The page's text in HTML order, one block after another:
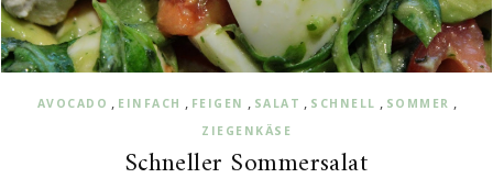
AVOCADO , EINFACH , FEIGEN , SALAT , SCHNELL , SOMMER ,
ZIEGENKÄSE
Schneller Sommersalat